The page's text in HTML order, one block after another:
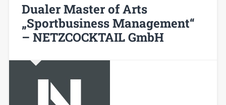
Dualer Master of Arts
„Sportbusiness Management“
– NETZCOCKTAIL GmbH